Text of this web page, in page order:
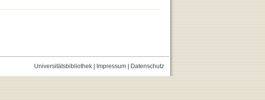
Universitätsbibliothek| Impressum| Datenschutz